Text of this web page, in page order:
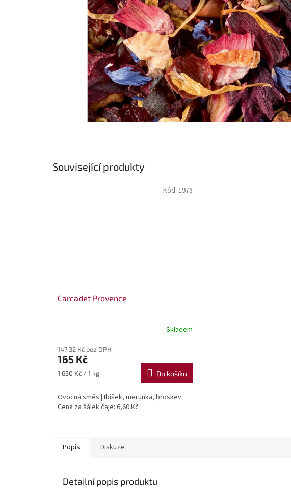
Související produkty
Carcadet Provence
Skladem
147,32 Kč bez DPH
165 Kč
Měrná
1 650 Kč / 1 kg Do košíku
Ovocná směs | Ibišek, meruňka, broskev
Cena za šálek čaje: 6,60 Kč
Kód: 1978
Popis Diskuze
Detailní popis produktu